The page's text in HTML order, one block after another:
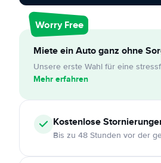
Worry Free
Miete ein Auto ganz ohne
Unsere erste Wahl für eine
Mehr erfahren
Kostenlose
Bis zu 48 Stunden vor der